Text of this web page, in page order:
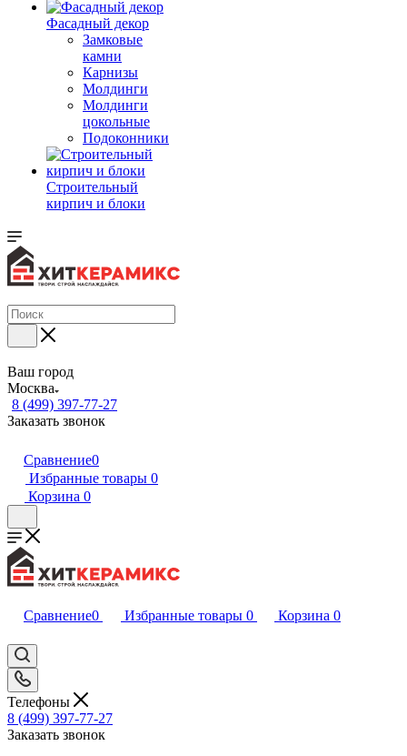
Фасадный декор
Замковые
камни
Карнизы
Молдинги
Молдинги
цокольные
Подоконники
Строительный
кирпич и блоки
Ваш город
Москва
8 (499) 397-77-27
Заказать звонок
Сравнение0
Избранные товары 0
Корзина 0
Сравнение0 Избранные товары 0 Корзина 0
Телефоны
8 (499) 397-77-27
Заказать звонок